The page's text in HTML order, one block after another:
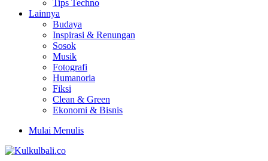
Tips Techno
Lainnya
Budaya
Inspirasi & Renungan
Sosok
Musik
Fotografi
Humanoria
Fiksi
Clean & Green
Ekonomi & Bisnis
Mulai Menulis